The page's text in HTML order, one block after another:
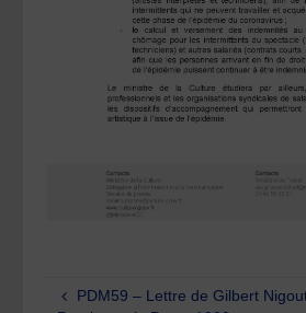
PDM59 – Lettre de Gilbert